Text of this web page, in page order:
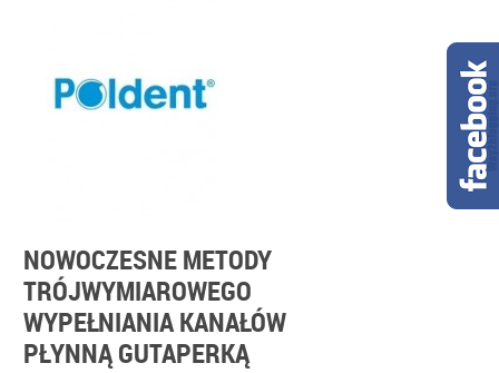
NOWOCZESNE METODY
TRÓJWYMIAROWEGO
WYPEŁNIANIA KANAŁÓW
PŁYNNĄ GUTAPERKĄ